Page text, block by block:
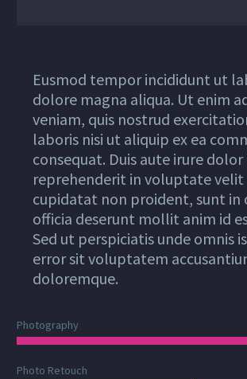
Eusmod tempor incididunt ut
dolore magna aliqua. Ut enim
veniam, quis nostrud
laboris nisi ut aliquip ex ea
consequat. Duis aute irure dolor
reprehenderit in voluptate velit
cupidatat non proident, sunt in
officia deserunt mollit anim id
Sed ut perspiciatis unde omnis
error sit voluptatem
doloremque.
Photography
Photo Retouch